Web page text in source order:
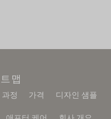
맵
정 가격 디자인 샘플